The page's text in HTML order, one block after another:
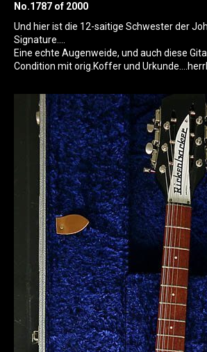
No.1787 of 2000
Und hier ist die 12-saitige Schwester der
Signature….
Eine echte Augenweide, und auch diese
Condition mit orig.Koffer und